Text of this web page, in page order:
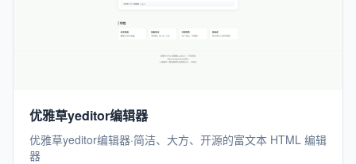
优雅草yeditor编辑器
优雅草yeditor编辑器·简洁、大方、开源的富文本 HTML 编辑
器